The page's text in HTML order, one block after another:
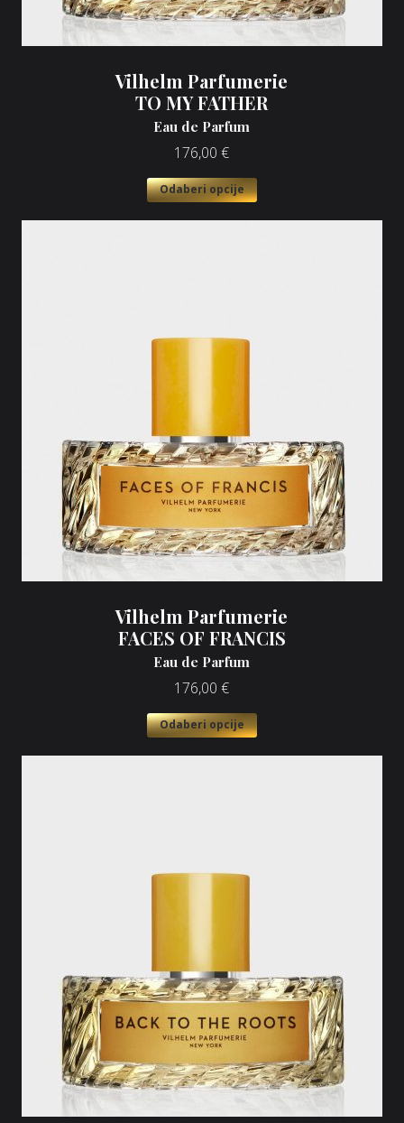
Vilhelm Parfumerie
TO MY FATHER
Eau de Parfum
176,00 €
Odaberi opcije
Vilhelm Parfumerie
FACES OF FRANCIS
Eau de Parfum
176,00 €
Odaberi opcije